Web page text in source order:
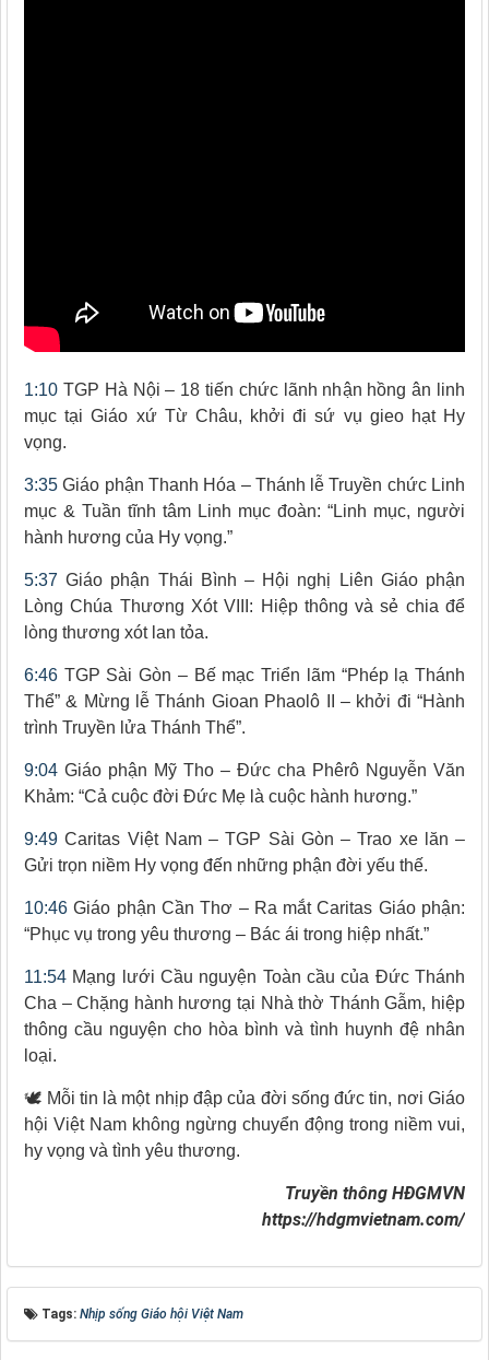
1:10 TGP Hà Nội – 18 tiến chức lãnh nhận hồng ân linh
mục tại Giáo xứ Từ Châu, khởi đi sứ vụ gieo hạt Hy
vọng.
3:35 Giáo phận Thanh Hóa – Thánh lễ Truyền chức Linh
mục & Tuần tĩnh tâm Linh mục đoàn: “Linh mục, người
hành hương của Hy vọng.”
5:37 Giáo phận Thái Bình – Hội nghị Liên Giáo phận
Lòng Chúa Thương Xót VIII: Hiệp thông và sẻ chia để
lòng thương xót lan tỏa.
6:46 TGP Sài Gòn – Bế mạc Triển lãm “Phép lạ Thánh
Thể” & Mừng lễ Thánh Gioan Phaolô II – khởi đi “Hành
trình Truyền lửa Thánh Thể”.
9:04 Giáo phận Mỹ Tho – Đức cha Phêrô Nguyễn Văn
Khảm: “Cả cuộc đời Đức Mẹ là cuộc hành hương.”
9:49 Caritas Việt Nam – TGP Sài Gòn – Trao xe lăn –
Gửi trọn niềm Hy vọng đến những phận đời yếu thế.
10:46 Giáo phận Cần Thơ – Ra mắt Caritas Giáo phận:
“Phục vụ trong yêu thương – Bác ái trong hiệp nhất.”
11:54 Mạng lưới Cầu nguyện Toàn cầu của Đức Thánh
Cha – Chặng hành hương tại Nhà thờ Thánh Gẫm, hiệp
thông cầu nguyện cho hòa bình và tình huynh đệ nhân
loại.
🕊️ Mỗi tin là một nhịp đập của đời sống đức tin, nơi Giáo
hội Việt Nam không ngừng chuyển động trong niềm vui,
hy vọng và tình yêu thương.
Truyền thông HĐGMVN
https://hdgmvietnam.com/
Tags: Nhịp sống Giáo hội Việt Nam